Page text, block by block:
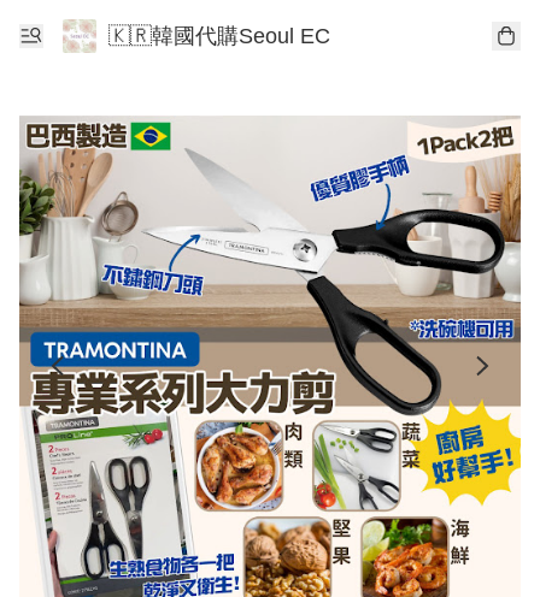
🇰🇷韓國代購Seoul EC